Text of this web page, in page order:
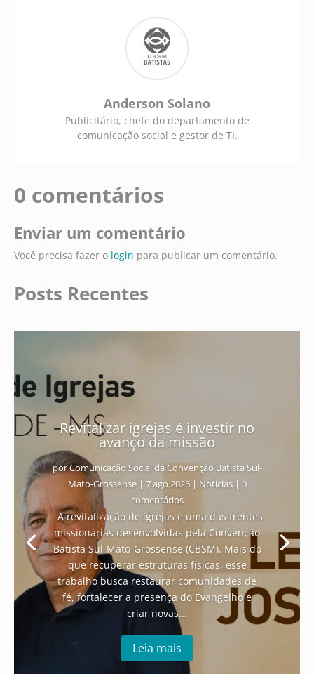
Publicitário, chefe do departamento de
comunicação social e gestor de TI.
Anderson Solano
0 comentários
Enviar um comentário
Você precisa fazer o login para publicar um comentário.
Posts Recentes
Revitalizar igrejas é investir no
avanço da missão
porComunicação Social da Convenção Batista Sul-
Mato-Grossense| 7 ago 2026| Notícias| 0
comentários
A revitalização de igrejas é uma das frentes
missionárias desenvolvidas pela Convenção
Batista Sul-Mato-Grossense (CBSM). Mais do
que recuperar estruturas físicas, esse
trabalho busca restaurar comunidades de
fé, fortalecer a presença do Evangelho e
criar novas...
Leia mais